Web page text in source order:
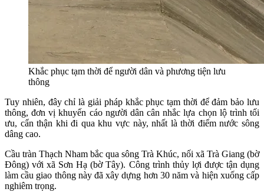
Khắc phục tạm thời để người dân và phương tiện lưu
thông
Tuy nhiên, đây chỉ là giải pháp khắc phục tạm thời để đảm bảo lưu
thông, đơn vị khuyến cáo người dân cân nhắc lựa chọn lộ trình tối
ưu, cẩn thận khi đi qua khu vực này, nhất là thời điểm nước sông
dâng cao.
Cầu tràn Thạch Nham bắc qua sông Trà Khúc, nối xã Trà Giang (bờ
Đông) với xã Sơn Hạ (bờ Tây). Công trình thủy lợi được tận dụng
làm cầu giao thông này đã xây dựng hơn 30 năm và hiện xuống cấp
nghiêm trọng.